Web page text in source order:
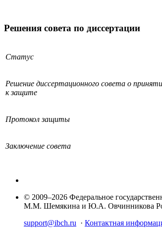
Решения совета по диссертации
Статус
Решение диссертационного совета о
к защите
Протокол защиты
Заключение совета
© 2009–2026 Федеральное
М.М. Шемякина и Ю.А. Овчинникова
support@ibch.ru · Контактная